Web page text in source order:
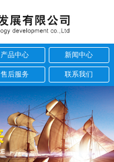
产品中心 新闻中心
售后服务 联系我们